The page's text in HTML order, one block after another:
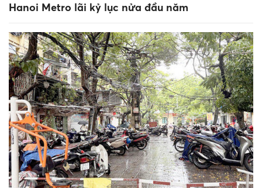
Hanoi Metro lãi kỷ lục nửa đầu năm